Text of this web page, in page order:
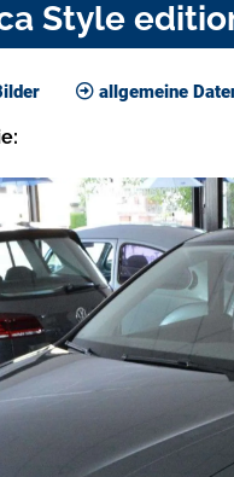
Style
allgemeine
: